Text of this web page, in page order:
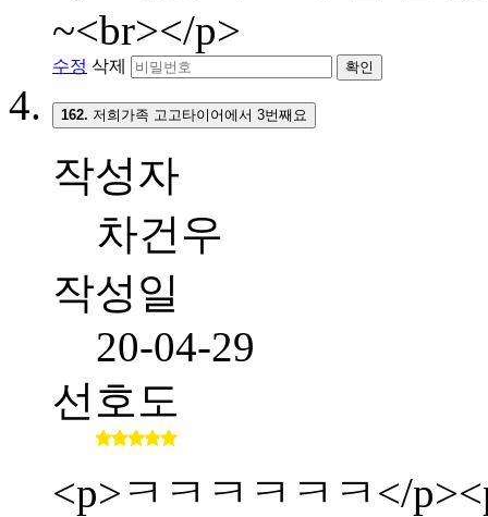
~<br></p>
수정 삭제 확인
162. 저희가족 고고타이어에서 3번째요
작성자
차건우
작성일
20-04-29
선호도
<p>ㅋㅋㅋㅋㅋㅋ</